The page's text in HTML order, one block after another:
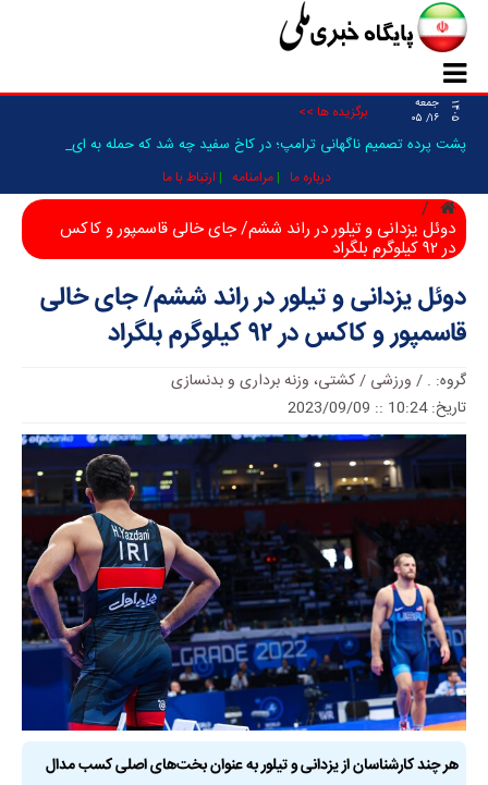
۱۴۰۵
جمعه
۱۶/ ۰۵
برگزیده ها >>
پشت پرده تصمیم ناگهانی ترامپ؛ در کاخ سفید چه شد که حمله به ایران فعلا _
درباره ما مرامنامه ارتباط با ما
دوئل یزدانی و تیلور در راند ششم/ جای خالی قاسمپور و کاکس
در ۹۲ کیلوگرم بلگراد
دوئل یزدانی و تیلور در راند ششم/ جای خالی
قاسمپور و کاکس در ۹۲ کیلوگرم بلگراد
گروه: .
/ ورزشی / کشتی، وزنه برداری و بدنسازی
تاریخ: 10:24 :: 2023/09/09
هر چند کارشناسان از یزدانی و تیلور به عنوان بخت‌های اصلی کسب مدال